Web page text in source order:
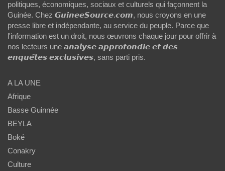
politiques, économiques, sociaux et culturels qui façonnent la
Guinée. Chez 𝙂𝙪𝙞𝙣𝙚𝙚𝙎𝙤𝙪𝙧𝙘𝙚.𝙘𝙤𝙢, nous croyons en une
presse libre et indépendante, au service du peuple. Parce que
l'information est un droit, nous œuvrons chaque jour pour offrir à
nos lecteurs une 𝙖𝙣𝙖𝙡𝙮𝙨𝙚 𝙖𝙥𝙥𝙧𝙤𝙛𝙤𝙣𝙙𝙞𝙚 𝙚𝙩 𝙙𝙚𝙨
𝙚𝙣𝙦𝙪𝙚̂𝙩𝙚𝙨 𝙚𝙭𝙘𝙡𝙪𝙨𝙞𝙫𝙚𝙨, sans parti pris.
A LA UNE
Afrique
Basse Guinnée
BEYLA
Boké
Conakry
Culture